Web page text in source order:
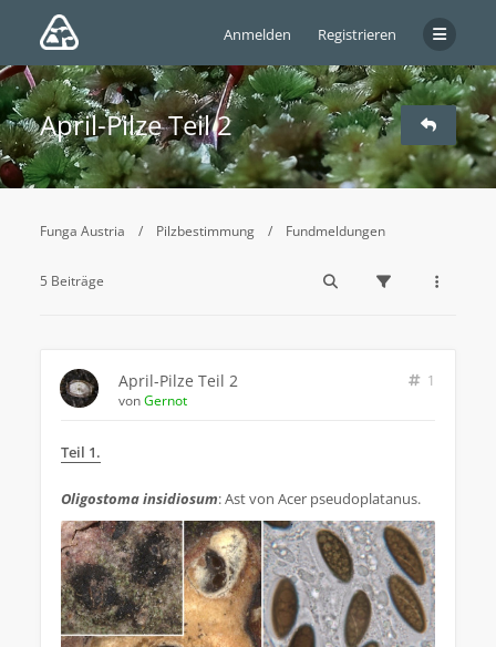
Anmelden Registrieren
April-Pilze Teil 2
Funga Austria Pilzbestimmung Fundmeldungen
5 Beiträge
April-Pilze Teil 2
1
vonGernot
Teil 1.
Oligostoma insidiosum: Ast von Acer pseudoplatanus.